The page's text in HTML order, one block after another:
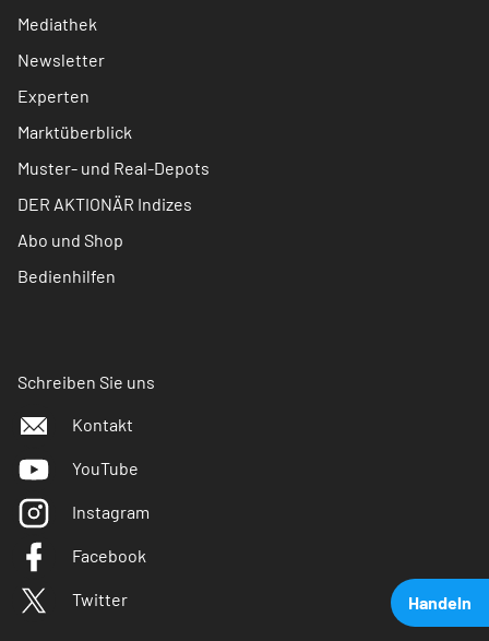
Handeln
Mediathek
Newsletter
Experten
Marktüberblick
Muster- und Real-Depots
DER AKTIONÄR Indizes
Abo und Shop
Bedienhilfen
Schreiben Sie uns
Kontakt
YouTube
Instagram
Facebook
Twitter